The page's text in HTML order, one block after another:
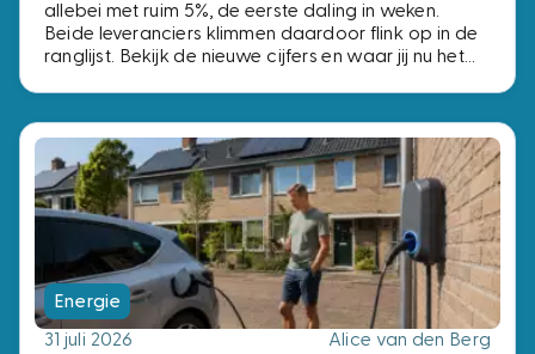
allebei met ruim 5%, de eerste daling in weken.
Beide leveranciers klimmen daardoor flink op in de
ranglijst. Bekijk de nieuwe cijfers en waar jij nu het
Energie
31 juli 2026
Alice van den Berg